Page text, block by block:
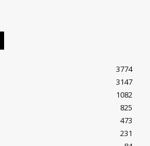
3774
3147
1082
825
473
231